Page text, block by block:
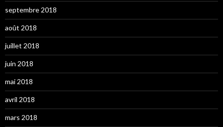
septembre 2018
août 2018
juillet 2018
juin 2018
mai 2018
avril 2018
mars 2018